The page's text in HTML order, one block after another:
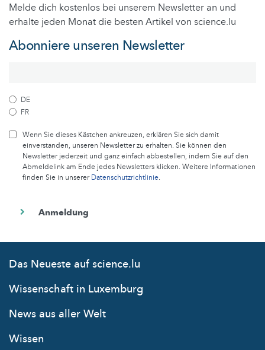
Melde dich kostenlos bei unserem Newsletter an und
erhalte jeden Monat die besten Artikel von science.lu
Abonniere unseren Newsletter
DE
FR
Wenn Sie dieses Kästchen ankreuzen, erklären Sie sich damit
einverstanden, unseren Newsletter zu erhalten. Sie können den
Newsletter jederzeit und ganz einfach abbestellen, indem Sie auf den
Abmeldelink am Ende jedes Newsletters klicken. Weitere Informationen
finden Sie in unsererDatenschutzrichtlinie.
Das Neueste auf science.lu
Wissenschaft in Luxemburg
News aus aller Welt
Wissen